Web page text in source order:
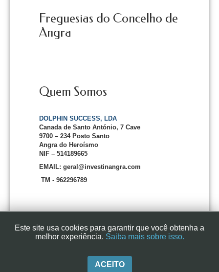
Freguesias do Concelho de
Angra
Quem Somos
DOLPHIN SUCCESS, LDA
Canada de Santo António, 7 Cave
9700 – 234 Posto Santo
Angra do Heroísmo
NIF – 514189665
EMAIL: geral@investinangra.com
TM - 962296789
Este site usa cookies para garantir que você obtenha a
melhor experiência. Saiba mais sobre isso.
ACEITO